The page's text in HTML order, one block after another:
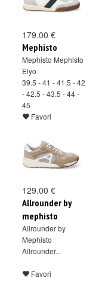
179.00 €
Mephisto
Mephisto Mephisto
Elyo
39.5 - 41 - 41.5 - 42
- 42.5 - 43.5 - 44 -
45
Favori
129.00 €
Allrounder by
mephisto
Allrounder by
Mephisto
Allrounder...
Favori